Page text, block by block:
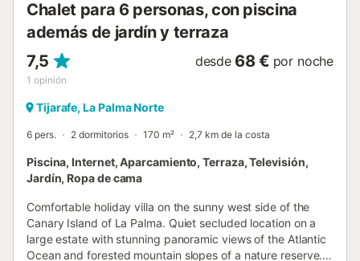
Chalet para 6 personas, con piscina
además de jardín y terraza
7,5
1 opinión
desde 68 € por noche
Tijarafe, La Palma Norte
6 pers. 2 dormitorios 170 m² 2,7 km de la costa
Piscina, Internet, Aparcamiento, Terraza, Televisión,
Jardín, Ropa de cama
Comfortable holiday villa on the sunny west side of the
Canary Island of La Palma. Quiet secluded location on a
large estate with stunning panoramic views of the Atlantic
Ocean and forested mountain slopes of a nature reserve.